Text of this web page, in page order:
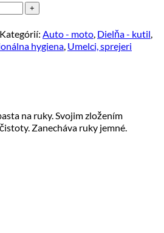
Kategórií: Auto - moto, Dielňa - kutil,
hygiena, Umelci, sprejeri
na ruky. Svojim zložením
Zanecháva ruky jemné.